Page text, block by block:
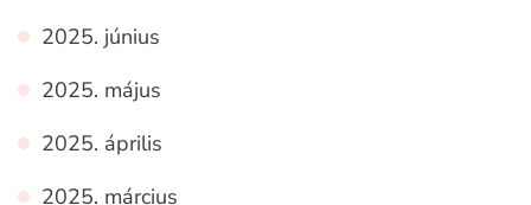
2025. június
2025. május
2025. április
2025. március